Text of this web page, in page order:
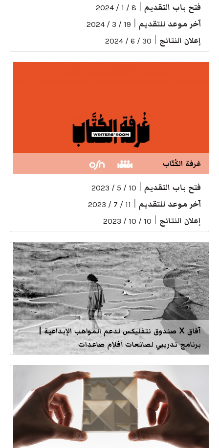
فتح باب التقديم 8 / 1 / 2024
آخر موعد للتقديم 19 / 3 / 2024
إعلان النتائج 30 / 6 / 2024
غرفة الكُتّاب
فتح باب التقديم 10 / 5 / 2023
آخر موعد للتقديم 11 / 7 / 2023
إعلان النتائج 10 / 10 / 2023
آفاق X صندوق نتفليكس لدعم المواهب الإبداعية |
برنامج تدريبي لصانعات أفلام صاعدات